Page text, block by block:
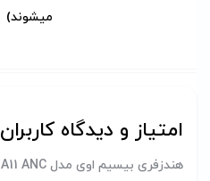
میشوند)
امتیاز و دیدگاه کاربران
هندزفری بیسیم اوی مدل TA11 ANC